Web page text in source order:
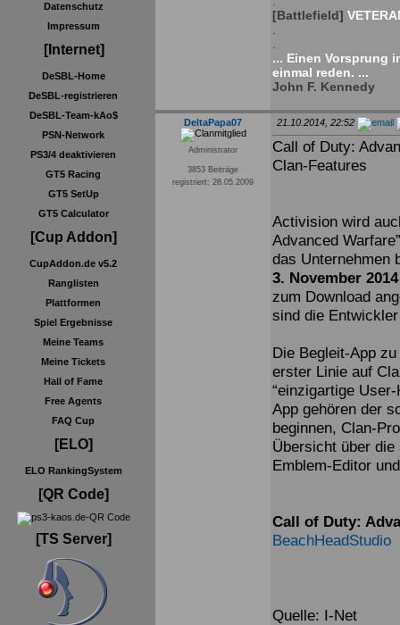
Datenschutz
Impressum
[Internet]
DeSBL-Home
DeSBL-registrieren
DeSBL-Team-kAo$
PSN-Network
PS3/4 deaktivieren
GT5 Racing
GT5 SetUp
GT5 Calculator
[Cup Addon]
CupAddon.de v5.2
Ranglisten
Plattformen
Spiel Ergebnisse
Meine Teams
Meine Tickets
Hall of Fame
Free Agents
FAQ Cup
[ELO]
ELO RankingSystem
[QR Code]
[TS Server]
[Battlefield]
... Einen Vorsprung
einmal reden. ...
John F. Kennedy
DeltaPapa07
Administrator
3853 Beiträge
registriert: 28.05.2009
21.10.2014, 22:52
Call of Duty:
Clan-Features
Activision wird
Advanced
das Unternehmen
3. November 2014
zum Download
sind die
Die Begleit-App
erster Linie auf
“einzigartige
App gehören der
beginnen, Clan-
Übersicht über
Emblem-Editor
Call of Duty:
BeachHeadStudio
Quelle: I-Net